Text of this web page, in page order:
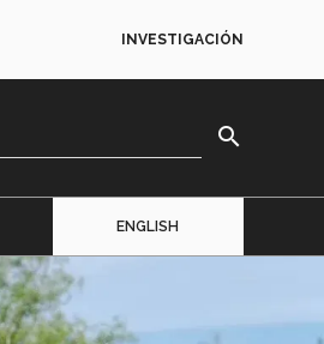
INVESTIGACIÓN
search
ENGLISH